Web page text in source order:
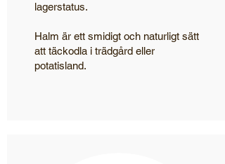
lagerstatus.
Halm är ett smidigt och naturligt sätt
att täckodla i trädgård eller
potatisland.